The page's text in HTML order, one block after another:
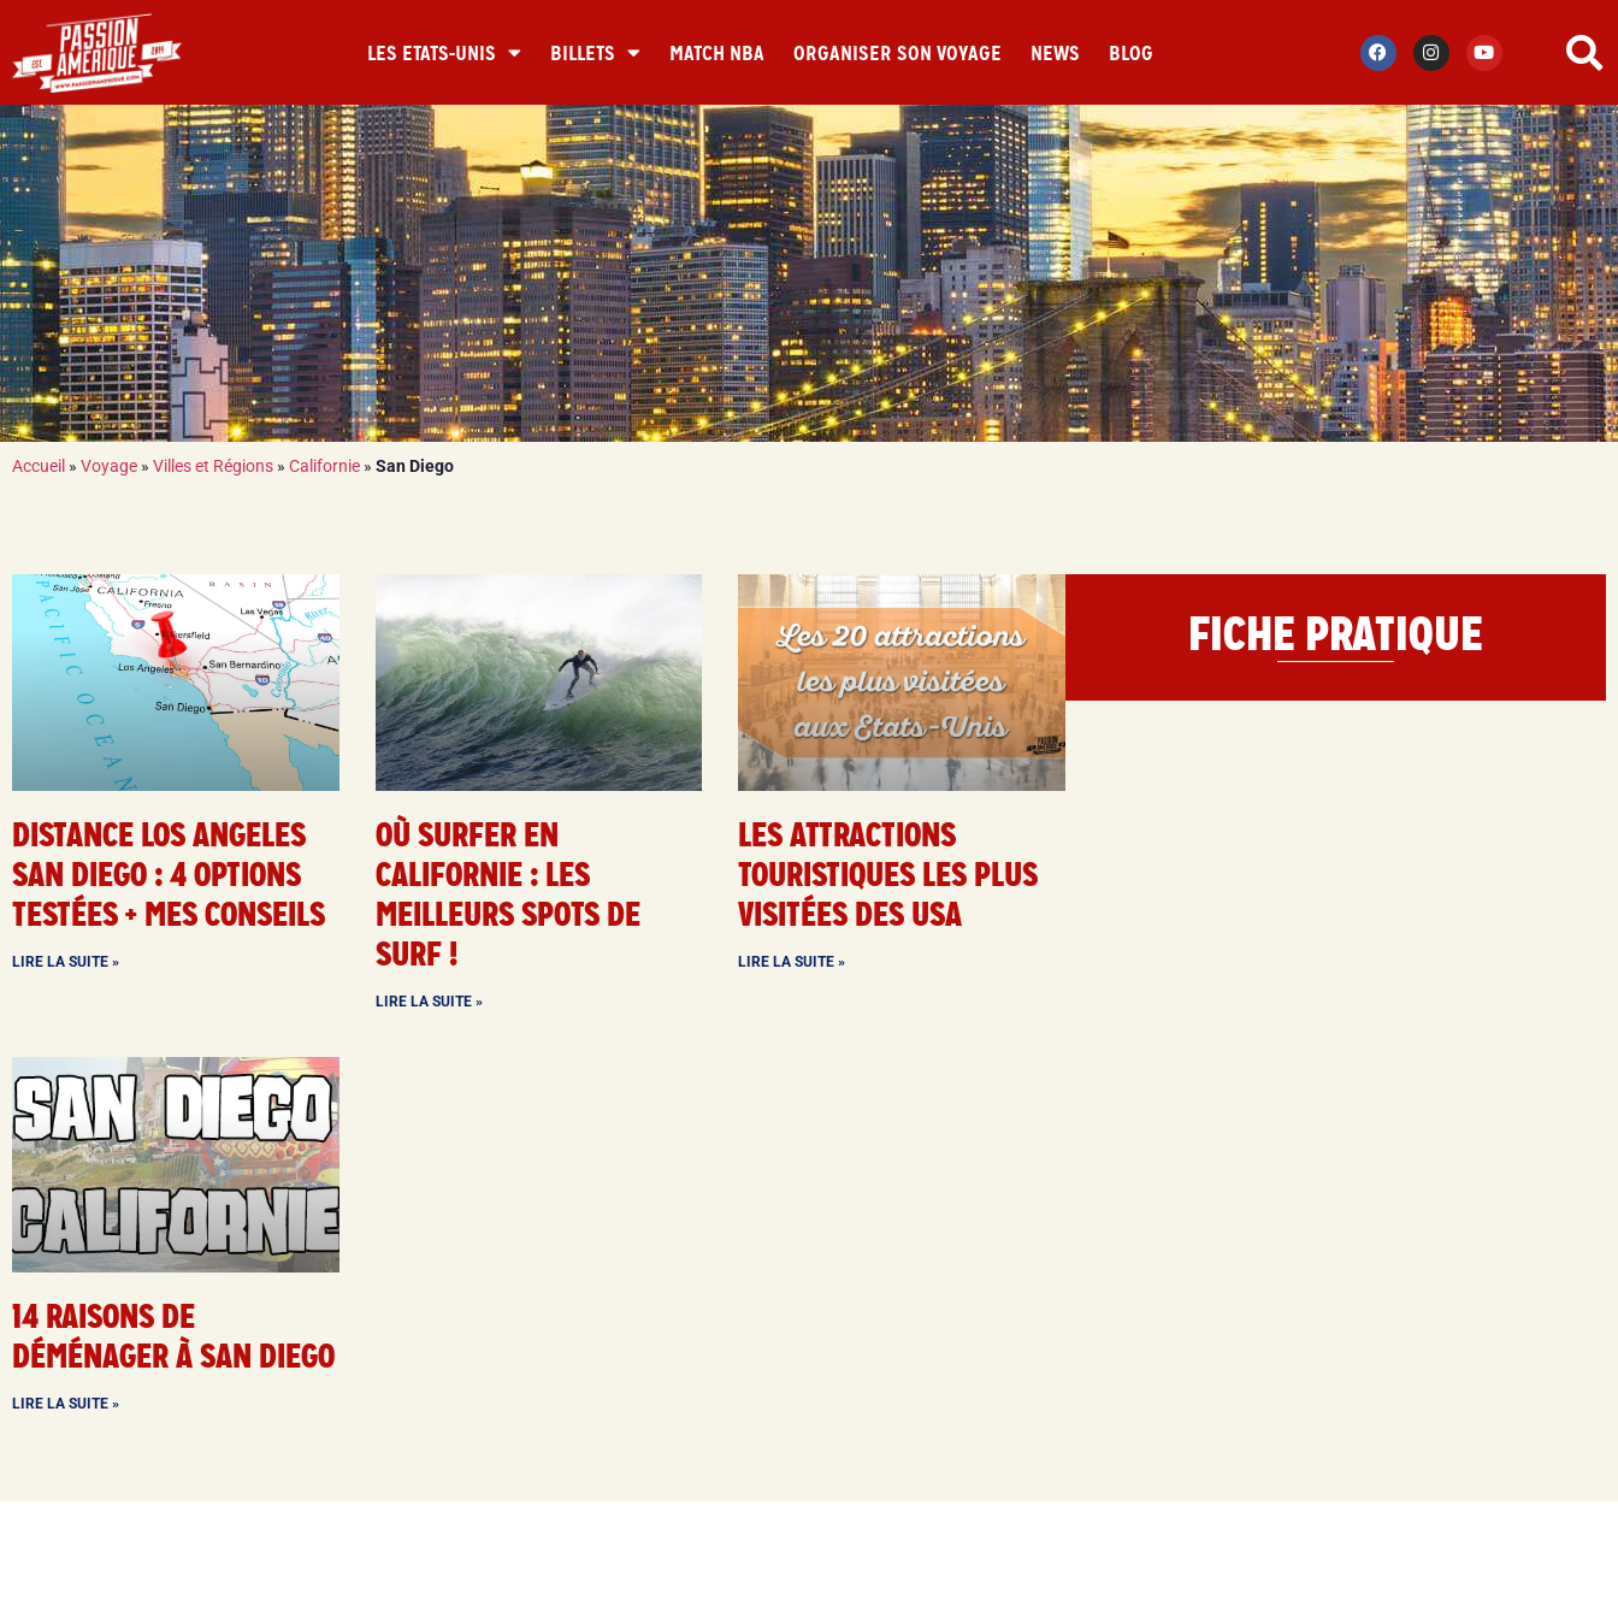
LES ETATS-UNIS BILLETS MATCH NBA ORGANISER SON VOYAGE NEWS BLOG
Accueil » Voyage » Villes et Régions » Californie » San Diego
DISTANCE LOS ANGELES
SAN DIEGO : 4 OPTIONS
TESTÉES + MES CONSEILS
LIRE LA SUITE »
OÙ SURFER EN
CALIFORNIE : LES
MEILLEURS SPOTS DE
SURF !
LIRE LA SUITE »
LES ATTRACTIONS
TOURISTIQUES LES PLUS
VISITÉES DES USA
LIRE LA SUITE »
14 RAISONS DE
DÉMÉNAGER À SAN DIEGO
LIRE LA SUITE »
FICHE PRATIQUE